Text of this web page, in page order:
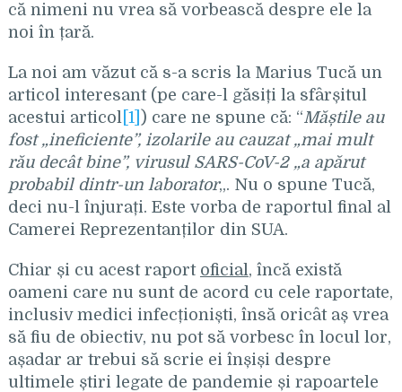
că nimeni nu vrea să vorbească despre ele la
noi în țară.
La noi am văzut că s-a scris la Marius Tucă un
articol interesant (pe care-l găsiți la sfârșitul
acestui articol[1] ) care ne spune că: “Măștile au
fost „ineficiente”, izolarile au cauzat „mai mult
rău decât bine”, virusul SARS-CoV-2 „a apărut
probabil dintr-un laborator„. Nu o spune Tucă,
deci nu-l înjurați. Este vorba de raportul final al
Camerei Reprezentanților din SUA.
Chiar și cu acest raport oficial, încă există
oameni care nu sunt de acord cu cele raportate,
inclusiv medici infecționiști, însă oricât aș vrea
să fiu de obiectiv, nu pot să vorbesc în locul lor,
așadar ar trebui să scrie ei înșiși despre
ultimele știri legate de pandemie și rapoartele